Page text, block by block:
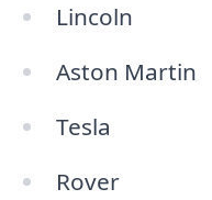
Lincoln
Aston Martin
Tesla
Rover